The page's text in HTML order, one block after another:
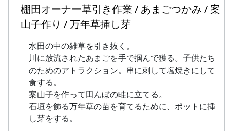
⽯積みの保全に取り組む「⽯積み学校」の⾦⼦⽒
にお越しいただき⽯積みのワークショップを通じ
タイムテーブル
10:00 集合、金子氏によるお話、説明
10:00 ～ 13:30 休憩（簡単な炊き出しを
予定）
13:30 ～ 石積み実技講習
16:00 終了
棚田オーナー草引き作業 / あまごつかみ / 案
山子作り / 万年草挿し芽
水田の中の雑草を引き抜く。
川に放流されたあまごを手で掴んで獲る。子供たち
のためのアトラクション。串に刺して塩焼きにして
食する。
案山子を作って田んぼの畦に立てる。
石垣を飾る万年草の苗を育てるために、ポットに挿
し芽をする。